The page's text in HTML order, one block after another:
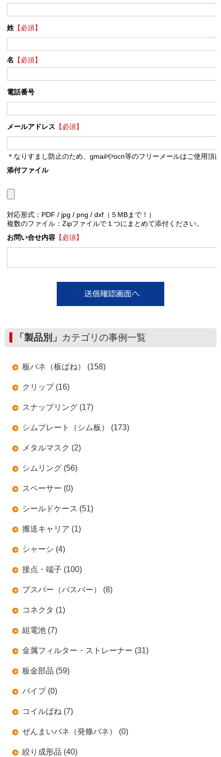
姓【必須】
名 【必須】
電話番号
メールアドレス 【必須】
＊なりすまし防止のため、gmailやocn等のフリーメールはご使用頂
添付ファイル
対応形式：PDF / jpg / png / dxf（５MBまで！）
複数のファイル：Zipファイルで１つにまとめて添付ください。
お問い合せ内容【必須】
「製品別」 カテゴリの事例一覧
板バネ（板ばね） (158)
クリップ (16)
スナップリング (17)
シムプレート（シム板） (173)
メタルマスク (2)
シムリング (56)
スペーサー (0)
シールドケース (51)
搬送キャリア (1)
シャーシ (4)
接点・端子 (100)
ブスバー（バスバー） (8)
コネクタ (1)
組電池 (7)
金属フィルター・ストレーナー (31)
板金部品 (59)
パイプ (0)
コイルばね (7)
ぜんまいバネ（発條バネ） (0)
絞り成形品 (40)